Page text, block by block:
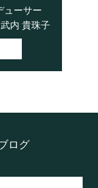
ューサー
武内 貴珠子
ログ